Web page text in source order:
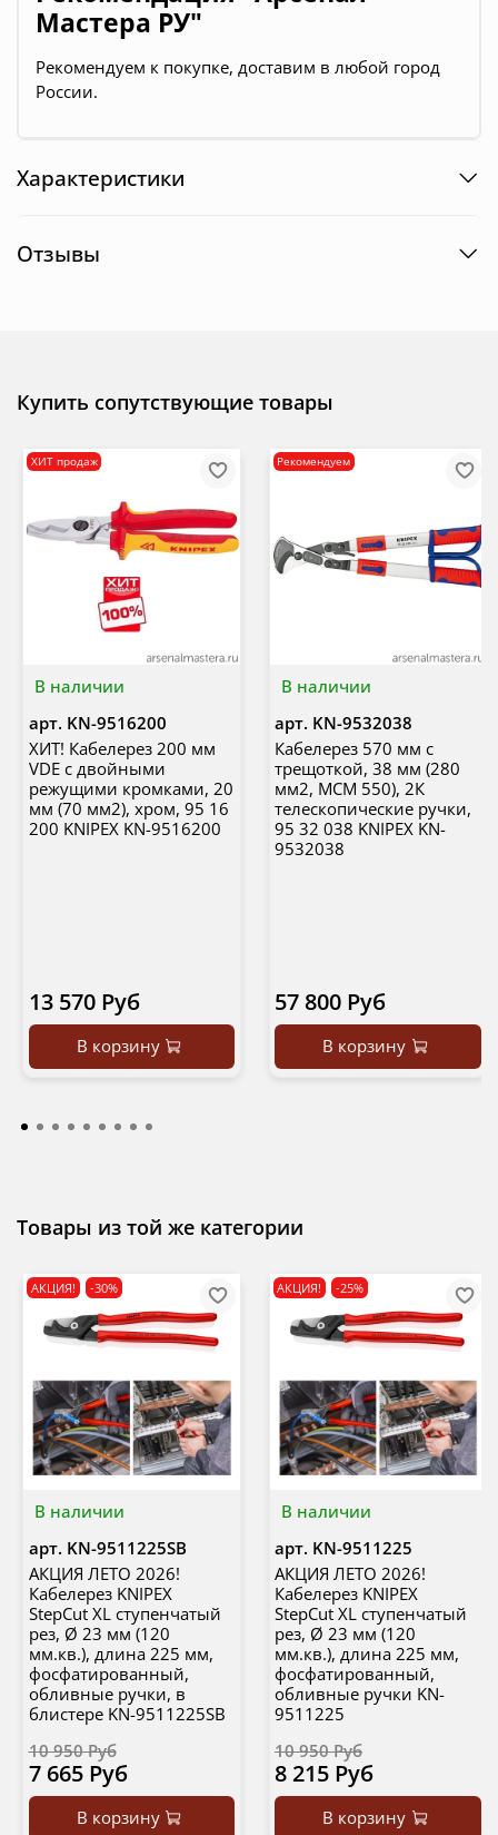
Мастера РУ"
Рекомендуем к покупке, доставим в любой город
России.
Характеристики
Отзывы
Купить сопутствующие товары
В наличии
ХИТ продаж
арт. KN-9516200
ХИТ! Кабелерез 200 мм
VDE с двойными
режущими кромками, 20
мм (70 мм2), хром, 95 16
200 KNIPEX KN-9516200
13 570 Руб
В корзину
В наличии
Рекомендуем
арт. KN-9532038
Кабелерез 570 мм с
трещоткой, 38 мм (280
мм2, MCM 550), 2К
телескопические ручки,
95 32 038 KNIPEX KN-
9532038
57 800 Руб
В корзину
Товары из той же категории
В наличии
АКЦИЯ! -30%
арт. KN-9511225SB
АКЦИЯ ЛЕТО 2026!
Кабелерез KNIPEX
StepCut XL ступенчатый
рез, Ø 23 мм (120
мм.кв.), длина 225 мм,
фосфатированный,
обливные ручки, в
блистере KN-9511225SB
10 950 Руб
7 665 Руб
В корзину
В наличии
АКЦИЯ! -25%
арт. KN-9511225
АКЦИЯ ЛЕТО 2026!
Кабелерез KNIPEX
StepCut XL ступенчатый
рез, Ø 23 мм (120
мм.кв.), длина 225 мм,
фосфатированный,
обливные ручки KN-
9511225
10 950 Руб
8 215 Руб
В корзину